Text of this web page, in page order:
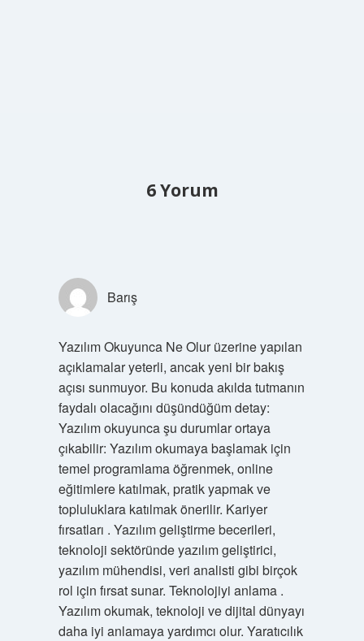
6 Yorum
Barış
Yazılım Okuyunca Ne Olur üzerine yapılan
açıklamalar yeterli, ancak yeni bir bakış
açısı sunmuyor. Bu konuda akılda tutmanın
faydalı olacağını düşündüğüm detay:
Yazılım okuyunca şu durumlar ortaya
çıkabilir: Yazılım okumaya başlamak için
temel programlama öğrenmek, online
eğitimlere katılmak, pratik yapmak ve
topluluklara katılmak önerilir. Kariyer
fırsatları . Yazılım geliştirme becerileri,
teknoloji sektöründe yazılım geliştirici,
yazılım mühendisi, veri analisti gibi birçok
rol için fırsat sunar. Teknolojiyi anlama .
Yazılım okumak, teknoloji ve dijital dünyayı
daha iyi anlamaya yardımcı olur. Yaratıcılık